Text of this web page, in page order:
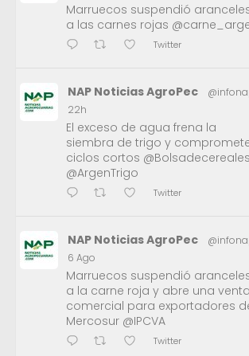
Marruecos suspendió
a las carnes rojas
Twitter
NAP Noticias AgroPec
22h
El exceso de agua frena la
siembra de trigo y
ciclos cortos @Bolsadecereales
@ArgenTrigo
Twitter
NAP Noticias AgroPec
6 Ago
Marruecos suspendió
a la carne roja y abre una
comercial para exportadores
Mercosur @IPCVA
Twitter